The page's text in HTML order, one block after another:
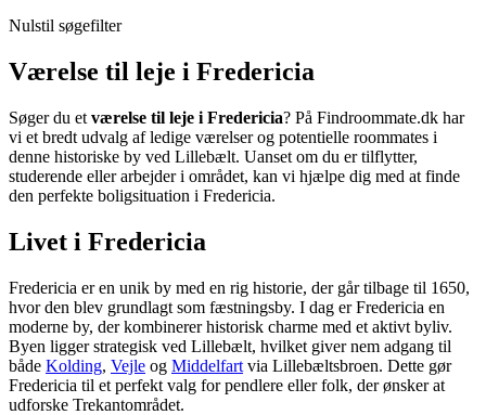
Nulstil søgefilter
Værelse til leje i Fredericia
Søger du et værelse til leje i Fredericia? På Findroommate.dk har
vi et bredt udvalg af ledige værelser og potentielle roommates i
denne historiske by ved Lillebælt. Uanset om du er tilflytter,
studerende eller arbejder i området, kan vi hjælpe dig med at finde
den perfekte boligsituation i Fredericia.
Livet i Fredericia
Fredericia er en unik by med en rig historie, der går tilbage til 1650,
hvor den blev grundlagt som fæstningsby. I dag er Fredericia en
moderne by, der kombinerer historisk charme med et aktivt byliv.
Byen ligger strategisk ved Lillebælt, hvilket giver nem adgang til
både Kolding, Vejle og Middelfart via Lillebæltsbroen. Dette gør
Fredericia til et perfekt valg for pendlere eller folk, der ønsker at
udforske Trekantområdet.